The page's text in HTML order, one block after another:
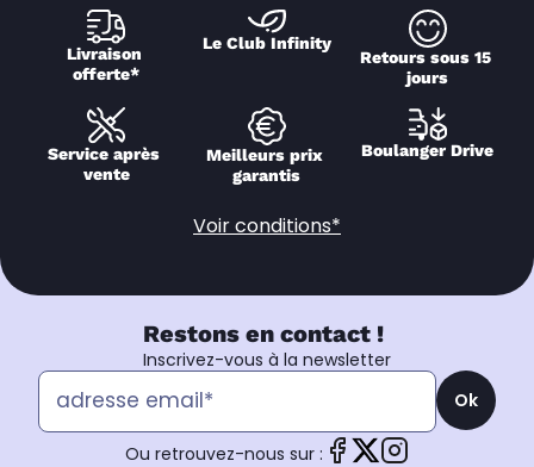
Livraison
offerte*
Le Club Infinity
Retours sous 15
jours
Service après
vente
Meilleurs prix
garantis
Boulanger Drive
Voir conditions*
Restons en contact !
Inscrivez-vous à la newsletter
Ok
Ou retrouvez-nous sur :